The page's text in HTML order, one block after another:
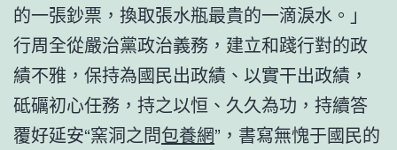
的一張鈔票，換取張水瓶最貴的一滴淚水。」
行周全從嚴治黨政治義務，建立和踐行對的政
績不雅，保持為國民出政績、以實干出政績，
砥礪初心任務，持之以恒、久久為功，持續答
覆好延安“窯洞之問包養網”，書寫無愧于國民的